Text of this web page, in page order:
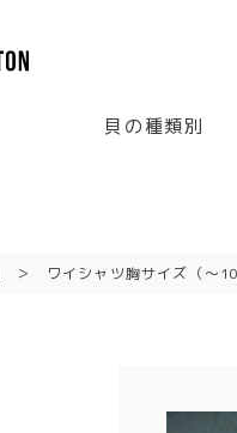
貝の種類別
ワイシャツ胸サイズ（〜